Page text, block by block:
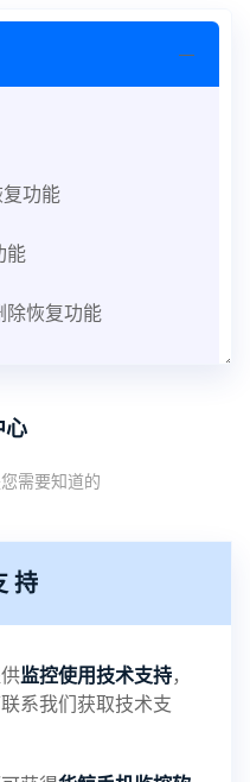
功能
能
除恢复功能
面切换其他被控端手
照片文件夹路径问题
储存对方微信聊天记
心
需要知道的
持
监控使用技术支持，
系我们获取技术支